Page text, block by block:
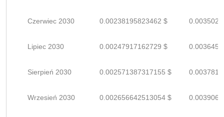
Czerwiec 2030 0.00238195823462 $
Lipiec 2030 0.00247917162729 $
Sierpień 2030 0.002571387317155 $
Wrzesień 2030 0.002656642513054 $